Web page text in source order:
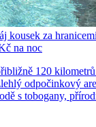
kousek za
na noc
120
odpočinkový
s tobogany,